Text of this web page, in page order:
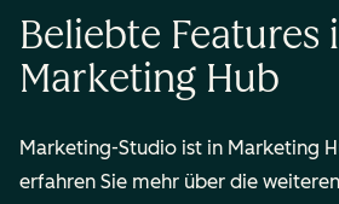
Beliebte Features
Marketing Hub
Marketing-Studio ist in Marketing
erfahren Sie mehr über die